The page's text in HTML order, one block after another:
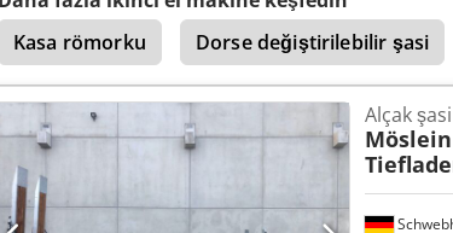
yük bağlama halkası, çelik yan paneller
yükleme alanı eğimli, iç yükleme alanı genişliği 2.480
ayrıca 5.300 mm yükleme alanı uzunluğunda da
Yazım hataları, değişiklikler ve yanlışlıklar saklıdır,
Details: ! Dedpfx Aoztfagjpbsck
Kasa römorku
Dorse değiştirilebilir şasi
Alçak
Möslein